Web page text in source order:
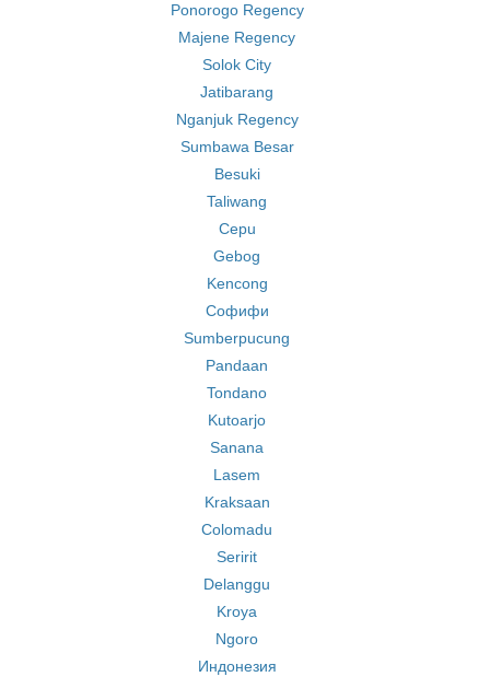
Ponorogo Regency
Majene Regency
Solok City
Jatibarang
Nganjuk Regency
Sumbawa Besar
Besuki
Taliwang
Cepu
Gebog
Kencong
Софифи
Sumberpucung
Pandaan
Tondano
Kutoarjo
Sanana
Lasem
Kraksaan
Colomadu
Seririt
Delanggu
Kroya
Ngoro
Индонезия